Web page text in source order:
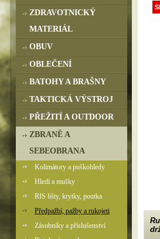
ZDRAVOTNICKÝ
MATERIÁL
OBUV
OBLEČENÍ
BATOHY A BRAŠNY
TAKTICKÁ VÝSTROJ
PŘEŽITÍ A OUTDOOR
ZBRANĚ A
SEBEOBRANA
Kolimátory a puškohledy
Hledí a mušky
RIS lišty, krytky, poutka
Předpažbí, pažby a rukojeti
Zásobníky a příslušenství